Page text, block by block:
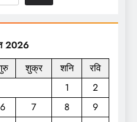
2026
शुक्र शनि
रवि
1
2
6 7 8
9